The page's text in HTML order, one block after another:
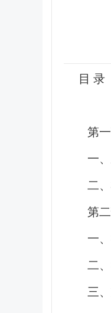
目 录
第
一
二
第
一
二
三